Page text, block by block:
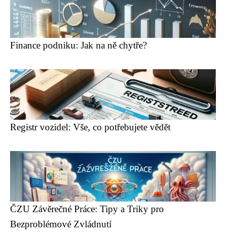
Finance podniku: Jak na ně chytře?
Registr vozidel: Vše, co potřebujete vědět
ČZU Závěrečné Práce: Tipy a Triky pro
Bezproblémové Zvládnutí